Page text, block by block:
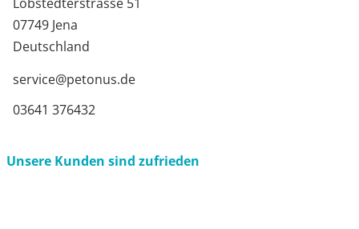
07749 Jena
Deutschland
service@petonus.de
03641 376432
Unsere Kunden sind zufrieden